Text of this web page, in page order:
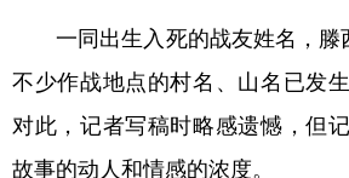
一同出生入死的战友姓名，滕西
不少作战地点的村名、山名已发
对此，记者写稿时略感遗憾，但
故事的动人和情感的浓度。